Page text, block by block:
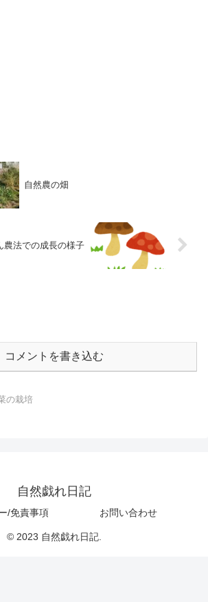
自然農の畑
農法での成長の様子
コメントを書き込む
の栽培
自然戯れ日記
/免責事項 お問い合わせ
© 2023 自然戯れ日記.